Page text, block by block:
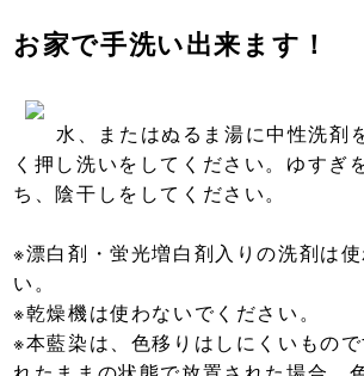
お家で手洗い出来ます！
水、またはぬるま湯に中性洗剤
く押し洗いをしてください。ゆすぎ
ち、陰干しをしてください。
※漂白剤・蛍光増白剤入りの洗剤は
い。
※乾燥機は使わないでください。
※本藍染は、色移りはしにくいもの